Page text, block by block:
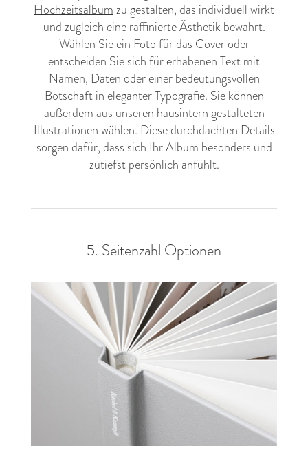
Hochzeitsalbumzu gestalten, das individuell wirkt
und zugleich eine raffinierte Ästhetik bewahrt.
Wählen Sie ein Foto für das Cover oder
entscheiden Sie sich für erhabenen Text mit
Namen, Daten oder einer bedeutungsvollen
Botschaft in eleganter Typografie. Sie können
außerdem aus unseren hausintern gestalteten
Illustrationen wählen. Diese durchdachten Details
sorgen dafür, dass sich Ihr Album besonders und
zutiefst persönlich anfühlt.
5. Seitenzahl Optionen